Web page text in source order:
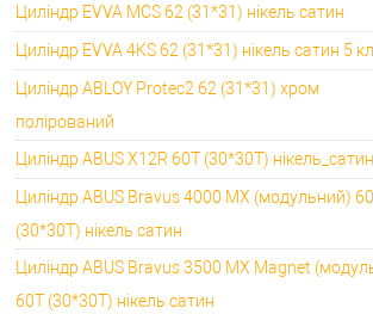
Циліндр EVVA MCS 62 (31*31) нікель сатин
Циліндр EVVA 4KS 62 (31*31) нікель сатин 5
Циліндр ABLOY Protec2 62 (31*31) хром
полірований
Циліндр ABUS X12R 60T (30*30T) нікель_сатин
Циліндр ABUS Bravus 4000 MX (модульний)
(30*30T) нікель сатин
Циліндр ABUS Bravus 3500 MX Magnet
60T (30*30T) нікель сатин